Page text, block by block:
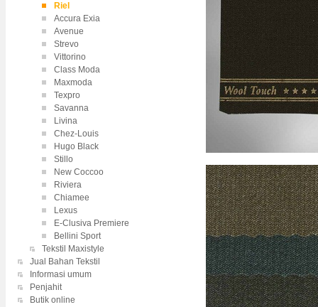
Riel
Accura Exia
Avenue
Strevo
Vittorino
Class Moda
Maxmoda
Texpro
Savanna
Livina
Chez-Louis
Hugo Black
Stillo
New Coccoo
Riviera
Chiamee
Lexus
E-Clusiva Premiere
Bellini Sport
Tekstil Maxistyle
Jual Bahan Tekstil
Informasi umum
Penjahit
Butik online